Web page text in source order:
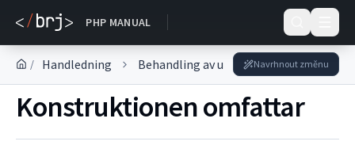
PHP MANUAL
DOKUMENTACE
/ Handledning Behandling av uppgifter Arbeta
Navrhnout změnu
Konstruktionen omfattar